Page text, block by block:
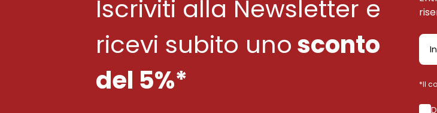
Iscriviti alla Newsletter e
ricevi subito unosconto
del 5%*
*Il